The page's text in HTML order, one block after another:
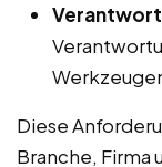
Diese
Branche, Firma